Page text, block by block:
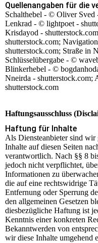
Quellenangaben für die
Schalthebel - © Oliver Sved
Lenkrad - © lightpoet -
Krisdayod -
shutterstock.com;
shutterstock.com; Straße in
Schlüsselübergabe - ©
Blinkerhebel - ©
Nneirda - shutterstock.com;
shutterstock.com
Haftungsausschluss
Haftung für Inhalte
Als Diensteanbieter sind
Inhalte auf diesen Seiten
verantwortlich. Nach §§ 8
jedoch nicht verpflichtet,
Informationen zu
die auf eine rechtswidrige
Entfernung oder Sperrung
den allgemeinen Gesetzen
diesbezügliche Haftung ist
Kenntnis einer konkreten
Bekanntwerden von
wir diese Inhalte umgehend